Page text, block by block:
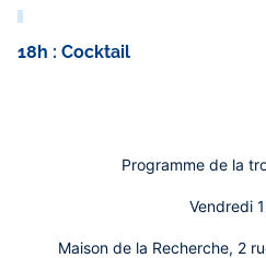
18h : Cocktail
Programme de la
Vendredi
Maison de la Recherche, 2